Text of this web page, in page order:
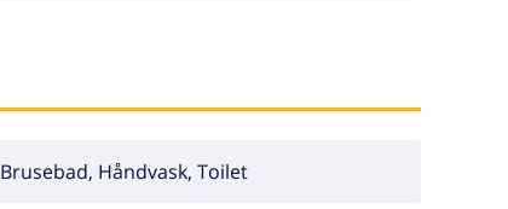
Brusebad, Håndvask, Toilet